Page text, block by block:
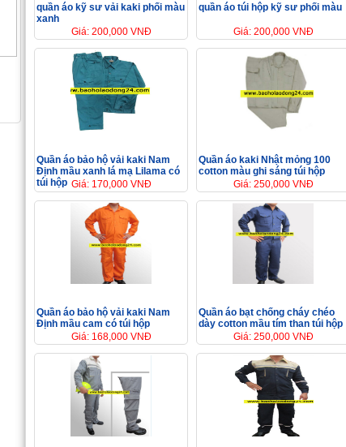
quần áo kỹ sư vải kaki phối màu
xanh
Giá: 200,000 VNĐ
quần áo túi hộp kỹ sư phối màu
Giá: 200,000 VNĐ
Quần áo bảo hộ vải kaki Nam
Định mầu xanh lá mạ Lilama có
túi hộp Giá: 170,000 VNĐ
Quần áo kaki Nhật mỏng 100
cotton màu ghi sáng túi hộp
Giá: 250,000 VNĐ
Quần áo bảo hộ vải kaki Nam
Định mầu cam có túi hộp
Giá: 168,000 VNĐ
Quần áo bạt chống cháy chéo
dày cotton mầu tím than túi hộp
Giá: 250,000 VNĐ